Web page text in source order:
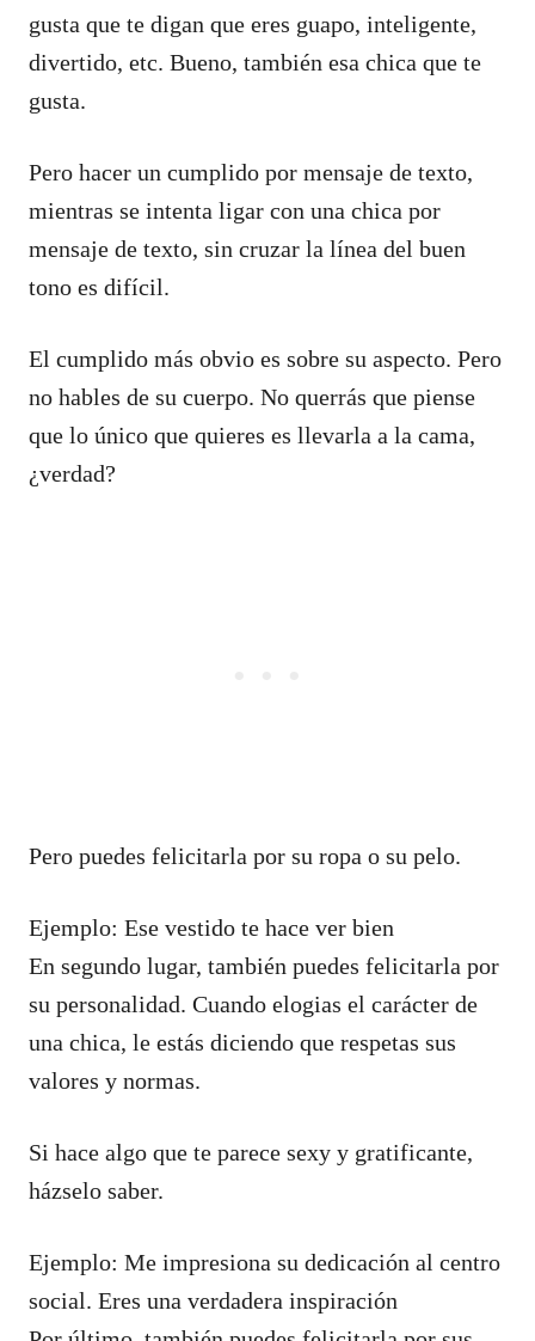
gusta que te digan que eres guapo, inteligente,
divertido, etc. Bueno, también esa chica que te
gusta.
Pero hacer un cumplido por mensaje de texto,
mientras se intenta ligar con una chica por
mensaje de texto, sin cruzar la línea del buen
tono es difícil.
El cumplido más obvio es sobre su aspecto. Pero
no hables de su cuerpo. No querrás que piense
que lo único que quieres es llevarla a la cama,
¿verdad?
Pero puedes felicitarla por su ropa o su pelo.
Ejemplo: Ese vestido te hace ver bien
En segundo lugar, también puedes felicitarla por
su personalidad. Cuando elogias el carácter de
una chica, le estás diciendo que respetas sus
valores y normas.
Si hace algo que te parece sexy y gratificante,
házselo saber.
Ejemplo: Me impresiona su dedicación al centro
social. Eres una verdadera inspiración